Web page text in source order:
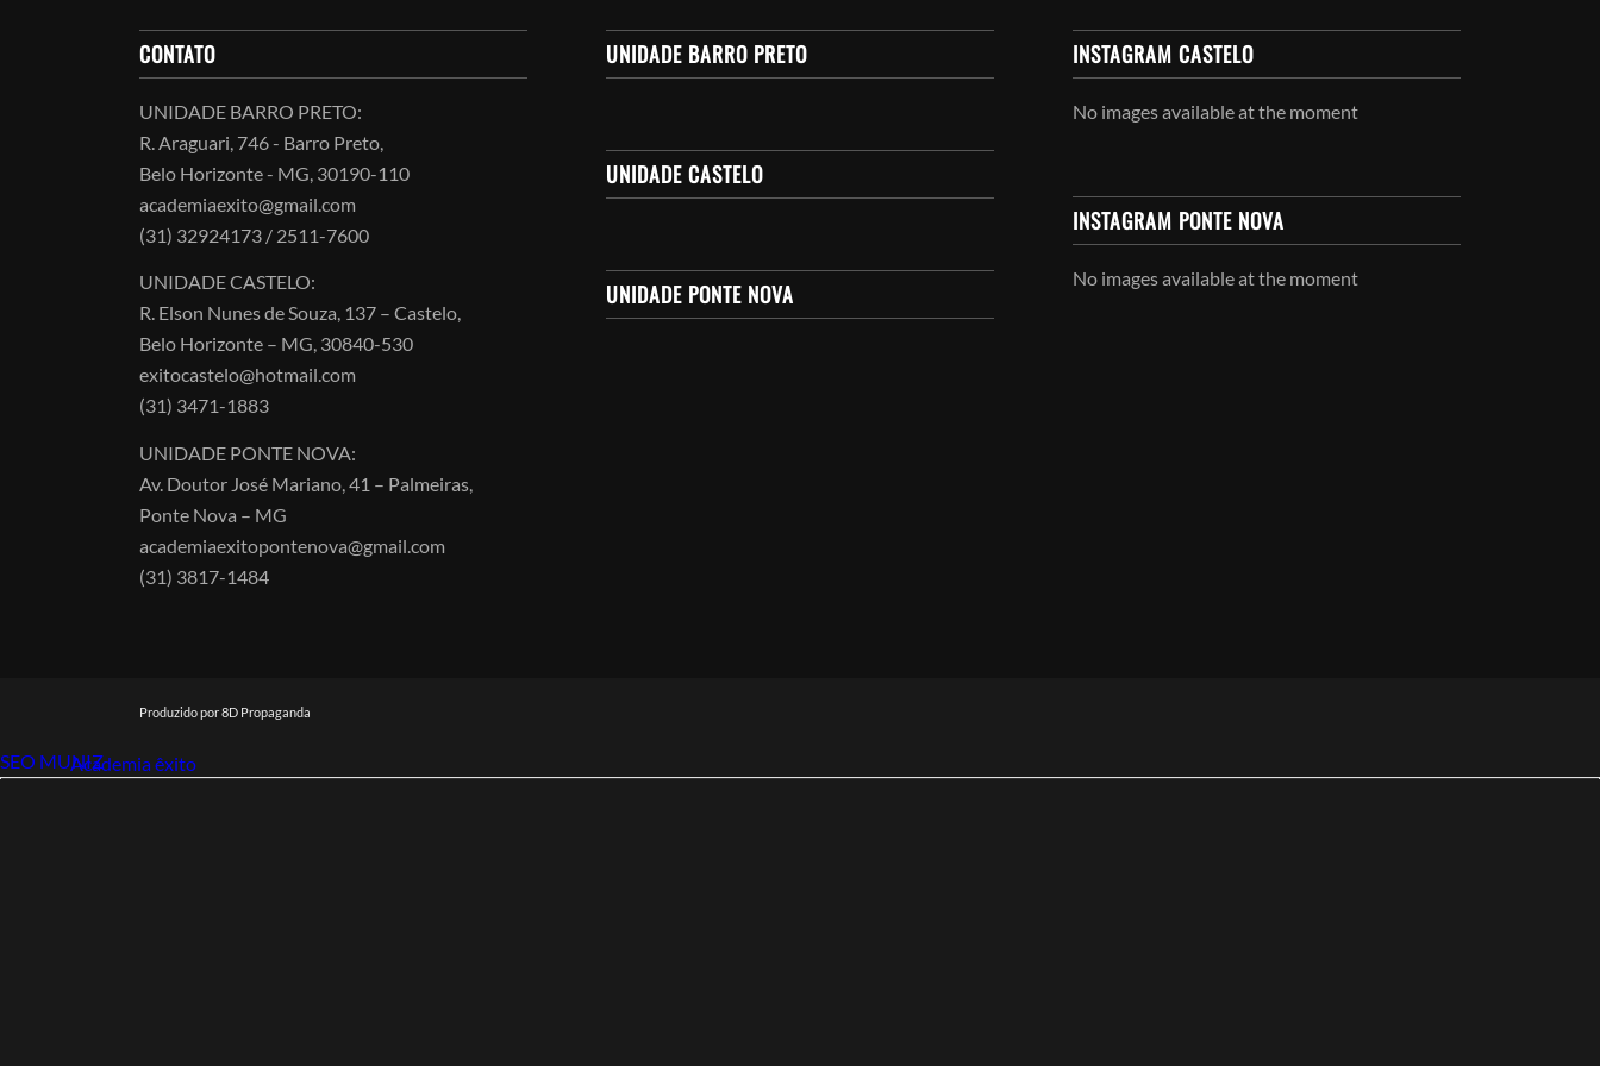
CONTATO
UNIDADE BARRO PRETO:
R. Araguari, 746 - Barro Preto,
Belo Horizonte - MG, 30190-110
academiaexito@gmail.com
(31) 32924173 / 2511-7600
UNIDADE CASTELO:
R. Elson Nunes de Souza, 137 – Castelo,
Belo Horizonte – MG, 30840-530
exitocastelo@hotmail.com
(31) 3471-1883
UNIDADE PONTE NOVA:
Av. Doutor José Mariano, 41 – Palmeiras,
Ponte Nova – MG
academiaexitopontenova@gmail.com
(31) 3817-1484
UNIDADE BARRO PRETO
UNIDADE CASTELO
UNIDADE PONTE NOVA
INSTAGRAM CASTELO
No images available at the moment
INSTAGRAM PONTE NOVA
No images available at the moment
Produzido por 8D Propaganda
SEO MUNIZ
Link112Academia êxito